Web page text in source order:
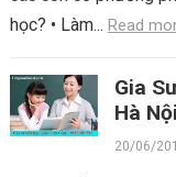
học? • Làm... Read
Gia
Hà Nội
20/06/